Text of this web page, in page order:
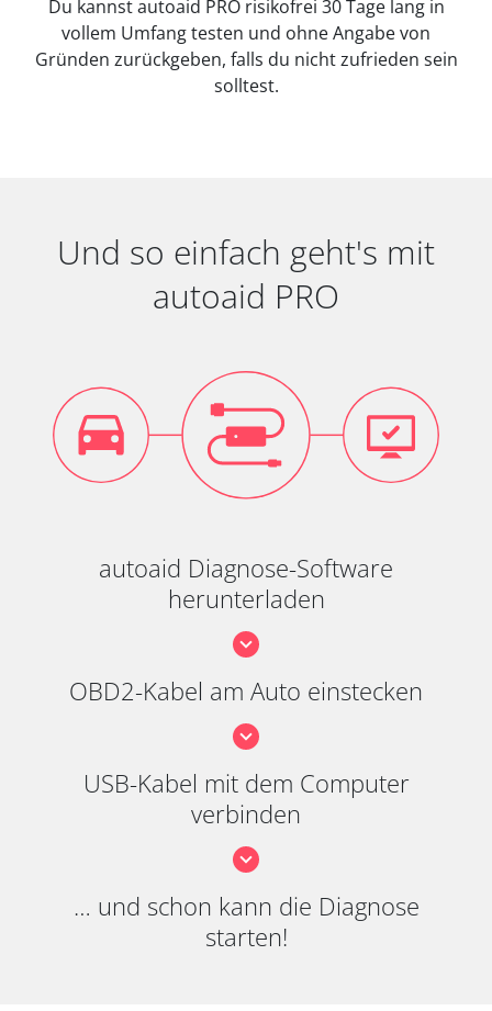
Du kannst autoaid PRO risikofrei 30 Tage lang in
vollem Umfang testen und ohne Angabe von
Gründen zurückgeben, falls du nicht zufrieden sein
solltest.
Und so einfach geht's mit
autoaid PRO
autoaid Diagnose-Software
herunterladen
OBD2-Kabel am Auto einstecken
USB-Kabel mit dem Computer
verbinden
… und schon kann die Diagnose
starten!